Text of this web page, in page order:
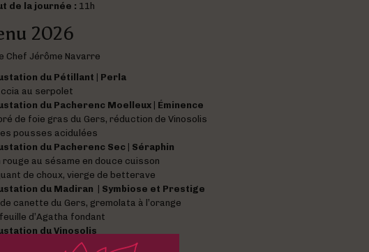
de la journée : 11h
2026
Chef Jérôme Navarre
du Pétillant | Perla
au serpolet
du Pacherenc Moelleux | Éminence
de foie gras du Gers, réduction de Vinosolis
pousses acidulées
du Pacherenc Sec | Séraphin
rouge au sésame en douce cuisson
de choux, vierge de betterave
du Madiran | Symbiose et Prestige
canette du Gers, gremolata à l’orange
d’Agatha fondant
du Vinosolis
et ganache intense au chocolat noir